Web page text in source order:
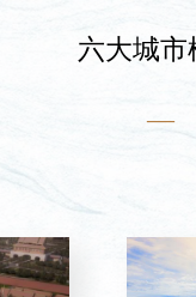
六大城市
—